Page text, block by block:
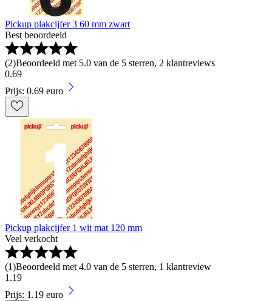
Pickup plakcijfer 3 60 mm zwart
Best beoordeeld
(2)Beoordeeld met 5.0 van de 5 sterren, 2 klantreviews
0.69
Prijs: 0.69 euro
Pickup plakcijfer 1 wit mat 120 mm
Veel verkocht
(1)Beoordeeld met 4.0 van de 5 sterren, 1 klantreview
1 .19
Prijs: 1.19 euro